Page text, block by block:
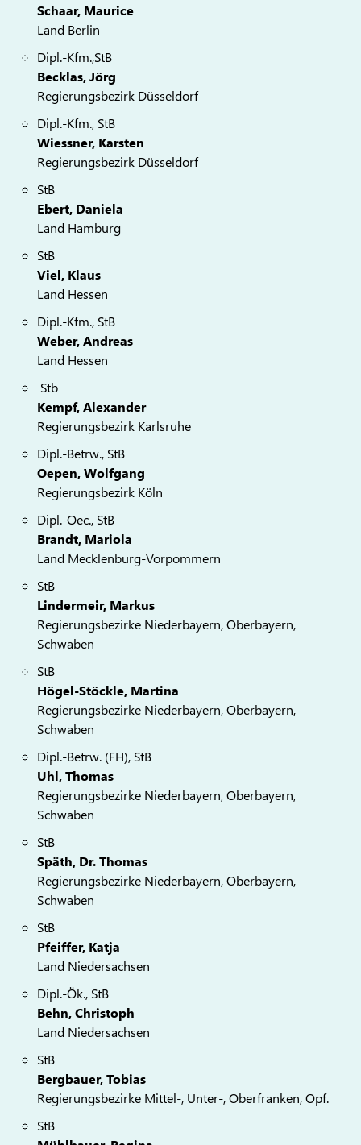
Schaar, Maurice
Land Berlin
Dipl.-Kfm.,StB
Becklas, Jörg
Regierungsbezirk Düsseldorf
Dipl.-Kfm., StB
Wiessner, Karsten
Regierungsbezirk Düsseldorf
StB
Ebert, Daniela
Land Hamburg
StB
Viel, Klaus
Land Hessen
Dipl.-Kfm., StB
Weber, Andreas
Land Hessen
Stb
Kempf, Alexander
Regierungsbezirk Karlsruhe
Dipl.-Betrw., StB
Oepen, Wolfgang
Regierungsbezirk Köln
Dipl.-Oec., StB
Brandt, Mariola
Land Mecklenburg-Vorpommern
StB
Lindermeir, Markus
Regierungsbezirke Niederbayern, Oberbayern,
Schwaben
StB
Högel-Stöckle, Martina
Regierungsbezirke Niederbayern, Oberbayern,
Schwaben
Dipl.-Betrw. (FH), StB
Uhl, Thomas
Regierungsbezirke Niederbayern, Oberbayern,
Schwaben
StB
Späth, Dr. Thomas
Regierungsbezirke Niederbayern, Oberbayern,
Schwaben
StB
Pfeiffer, Katja
Land Niedersachsen
Dipl.-Ök., StB
Behn, Christoph
Land Niedersachsen
StB
Bergbauer, Tobias
Regierungsbezirke Mittel-, Unter-, Oberfranken, Opf.
StB